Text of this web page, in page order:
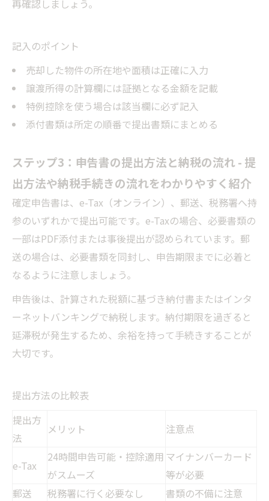
再確認しましょう。
記入のポイント
売却した物件の所在地や面積は正確に入力
譲渡所得の計算欄には証拠となる金額を記載
特例控除を使う場合は該当欄に必ず記入
添付書類は所定の順番で提出書類にまとめる
ステップ3：申告書の提出方法と納税の流れ - 提
出方法や納税手続きの流れをわかりやすく紹介
確定申告書は、e-Tax（オンライン）、郵送、税務署へ持
参のいずれかで提出可能です。e-Taxの場合、必要書類の
一部はPDF添付または事後提出が認められています。郵
送の場合は、必要書類を同封し、申告期限までに必着と
なるように注意しましょう。
申告後は、計算された税額に基づき納付書またはインタ
ーネットバンキングで納税します。納付期限を過ぎると
延滞税が発生するため、余裕を持って手続きすることが
大切です。
提出方法の比較表
提出方
法
メリット 注意点
e-Tax
24時間申告可能・控除適用
がスムーズ
マイナンバーカード
等が必要
郵送
税務署に行く必要なし
書類の不備に注意